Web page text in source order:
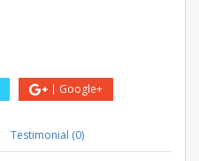
Google+
Testimonial (0)